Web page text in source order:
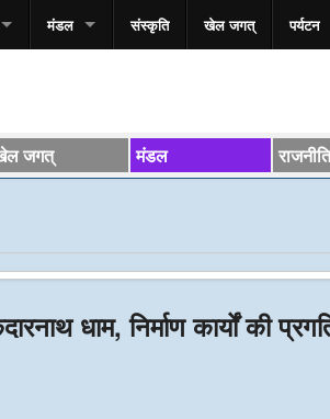
मंडल संस्कृति खेल जगत् पर्यटन
जगत् मंडल राजनीति
धाम, निर्माण कार्यों की